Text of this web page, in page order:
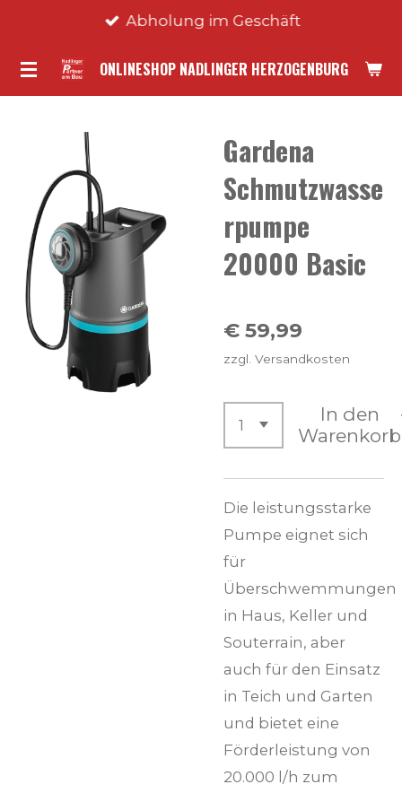
springen
ONLINESHOP NADLINGER HERZOGENBURG
Abholung im Geschäft
Gardena
Schmutzwasse
rpumpe
20000 Basic
€ 59,99
zzgl. Versandkosten
In den
Warenkorb
Die leistungsstarke
Pumpe eignet sich
für
Überschwemmungen
in Haus, Keller und
Souterrain, aber
auch für den Einsatz
in Teich und Garten
und bietet eine
Förderleistung von
20.000 l/h zum